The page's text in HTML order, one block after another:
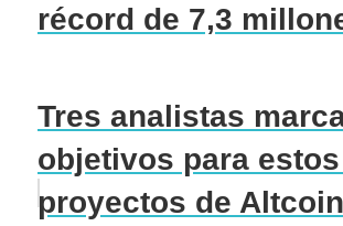
récord de 7,3
Tres analistas
objetivos para
proyectos de